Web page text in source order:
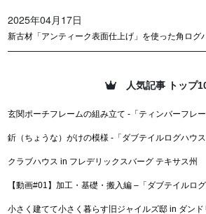
2025年04月17日
新古材「アンティーク表面仕上げ」を使った角ログ
人気記事 トップ
玄関ポーチフレームの組み立て -「ティンバーフレー
釿（ちょうな）がけの模様 -「ダブテイルログハウス
クラブハウス in フレデリックスバーグ テキサス州
【動画#01】加工・基礎・搬入編 –「ダブテイルロ
小さく建てて小さく暮らす旧ジャイルズ邸 in ダンド